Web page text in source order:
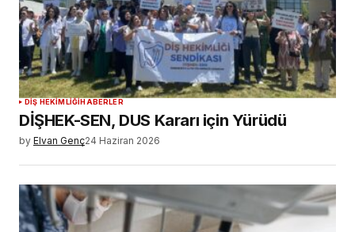
DIŞ HEKIMLIĞIHABERLER
DİŞHEK-SEN, DUS Kararı için Yürüdü
by Elvan Genç24 Haziran 2026